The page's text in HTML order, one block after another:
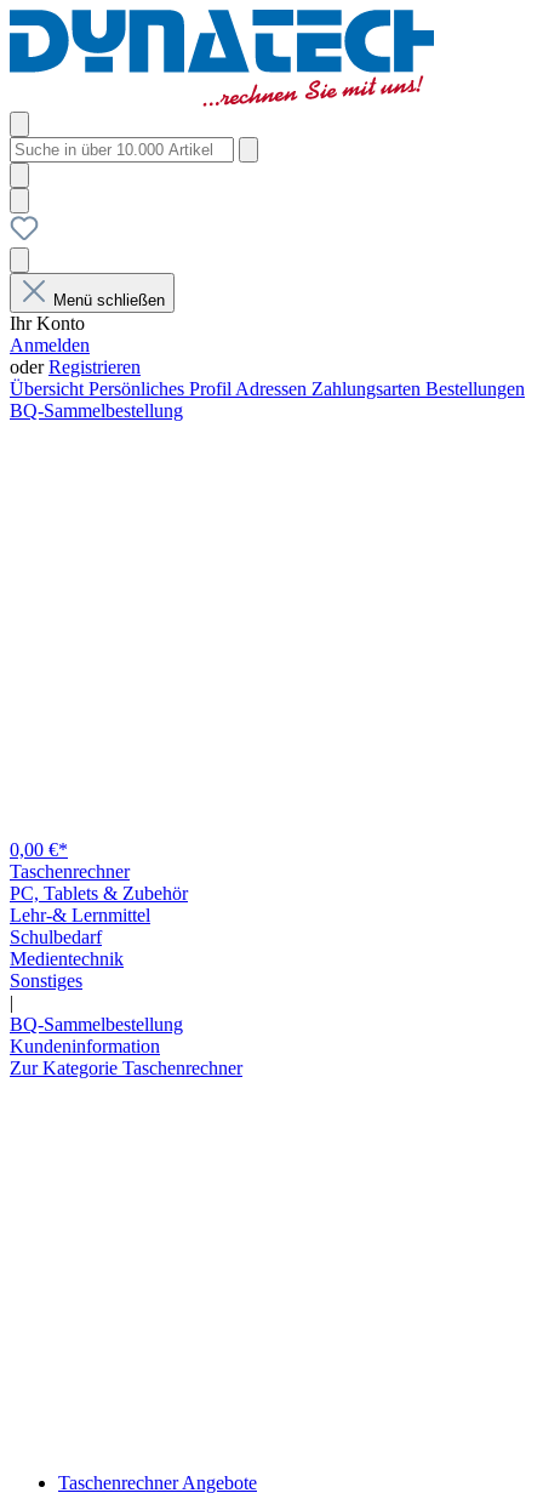
Menü schließen
Ihr Konto
Anmelden
oderRegistrieren
Übersicht Persönliches Profil Adressen Zahlungsarten Bestellungen
BQ-Sammelbestellung
0,00 €*
Taschenrechner
PC, Tablets & Zubehör
Lehr-& Lernmittel
Schulbedarf
Medientechnik
Sonstiges
|
BQ-Sammelbestellung
Kundeninformation
Zur Kategorie Taschenrechner
Taschenrechner Angebote